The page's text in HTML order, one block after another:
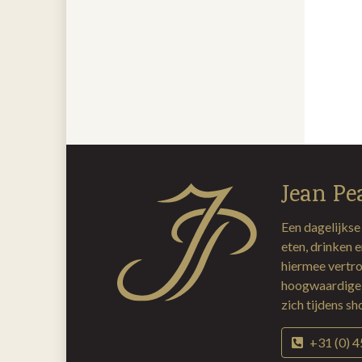
Jean
Een
eten, drinken
hiermee
zich tijdens
+31 (0)